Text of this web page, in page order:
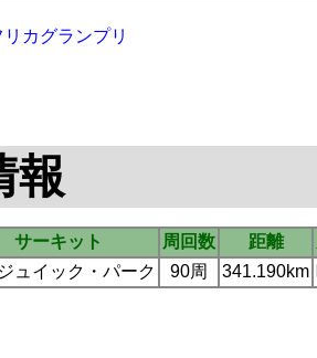
カグランプリ
報
サーキット 周回数 距離
ュイック・パーク 90周 341.190km